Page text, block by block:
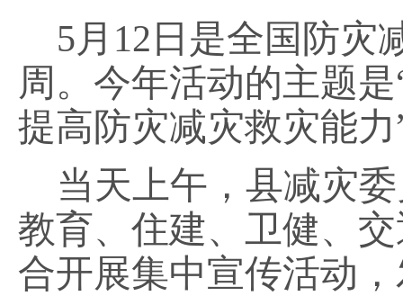
5月12日是全国防灾
周。今年活动的主题
提高防灾减灾救灾能力
当天上午，县减灾
教育、住建、卫健、
合开展集中宣传活动